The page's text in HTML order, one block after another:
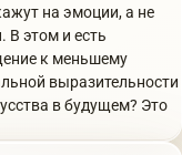
на эмоции, а не
В этом и есть
к меньшему
выразительности
в будущем? Это